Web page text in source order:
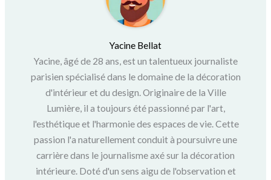
Yacine Bellat
Yacine, âgé de 28 ans, est un talentueux journaliste
parisien spécialisé dans le domaine de la décoration
d'intérieur et du design. Originaire de la Ville
Lumière, il a toujours été passionné par l'art,
l'esthétique et l'harmonie des espaces de vie. Cette
passion l'a naturellement conduit à poursuivre une
carrière dans le journalisme axé sur la décoration
intérieure. Doté d'un sens aigu de l'observation et